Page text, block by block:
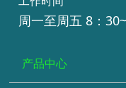
周一至周五 8：
产品中心